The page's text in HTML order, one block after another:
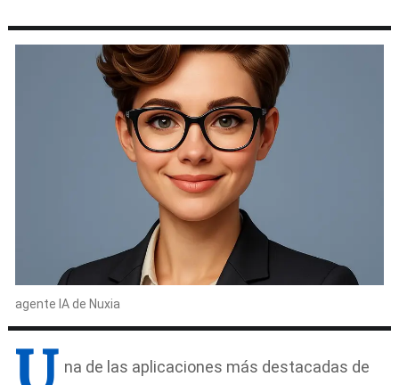
agente IA de Nuxia
na de las aplicaciones más destacadas de